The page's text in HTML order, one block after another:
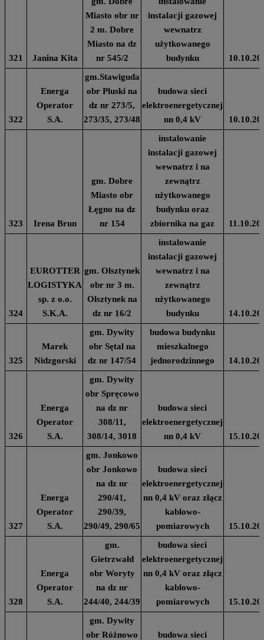
321 Janina Kita
Miasto obr nr
2 m. Dobre
Miasto na dz
nr 545/2
instalacji gazowej
wewnatrz
użytkowanego
budynku
322
Energa
Operator
S.A.
gm.Stawiguda
obr Pluski na
dz nr 273/5,
273/35, 273/48
budowa sieci
elektroenergetycznej
nn 0,4 kV
323 Irena Brun
gm. Dobre
Miasto obr
Łęgno na dz
nr 154
instalowanie
instalacji gazowej
wewnatrz i na
zewnątrz
użytkowanego
budynku oraz
zbiornika na gaz
324
EUROTTER
LOGISTYKA
sp. z o.o.
S.K.A.
gm. Olsztynek
obr nr 3 m.
Olsztynek na
dz nr 16/2
instalowanie
instalacji gazowej
wewnatrz i na
zewnątrz
użytkowanego
budynku
325
Marek
Nidzgorski
gm. Dywity
obr Sętal na
dz nr 147/54
budowa budynku
mieszkalnego
jednorodzinnego
326
Energa
Operator
S.A.
gm. Dywity
obr Spręcowo
na dz nr
308/11,
308/14, 3018
budowa sieci
elektroenergetycznej
nn 0,4 kV
327
Energa
Operator
S.A.
gm. Jonkowo
obr Jonkowo
na dz nr
290/41,
290/39,
290/49, 290/65
budowa sieci
elektroenergetycznej
nn 0,4 kV oraz złącz
kablowo-
pomiarowych
328
Energa
Operator
S.A.
gm.
Gietrzwałd
obr Woryty
na dz nr
244/40, 244/39
budowa sieci
elektroenergetycznej
nn 0,4 kV oraz złącz
kablowo-
pomiarowych
gm. Dywity
obr Różnowo
budowa sieci